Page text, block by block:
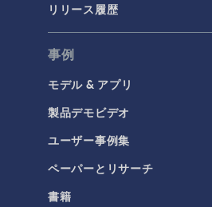
リリース履歴
事例
モデル & アプリ
製品デモビデオ
ユーザー事例集
ペーパーとリサーチ
書籍